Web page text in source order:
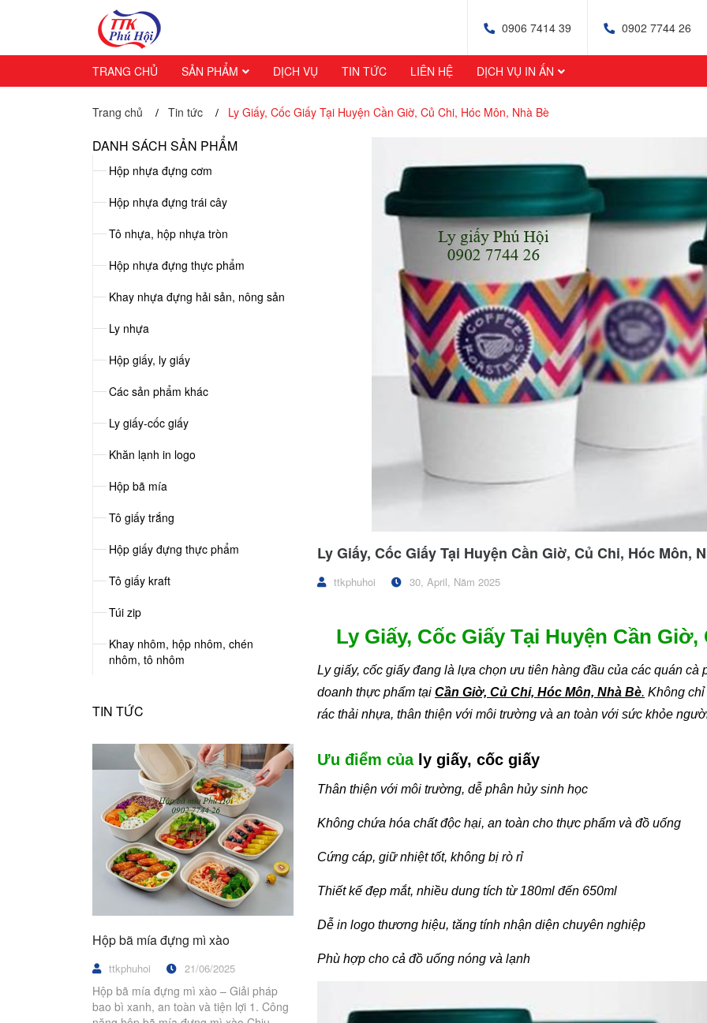
0902 7744 26
0906 7414 39
TRANG CHỦ SẢN PHẨM DỊCH VỤ TIN TỨC LIÊN HỆ DỊCH VỤ IN ẤN
Trang chủ / Tin tức / Ly Giấy, Cốc Giấy Tại Huyện Cần Giờ, Củ Chi, Hóc Môn, Nhà Bè
DANH SÁCH SẢN PHẨM
Hộp nhựa đựng cơm
Hộp nhựa đựng trái cây
Tô nhựa, hộp nhựa tròn
Hộp nhựa đựng thực phẩm
Khay nhựa đựng hải sản, nông sản
Ly nhựa
Hộp giấy, ly giấy
Các sản phẩm khác
Ly giấy-cốc giấy
Khăn lạnh in logo
Hộp bã mía
Tô giấy trắng
Hộp giấy đựng thực phẩm
Tô giấy kraft
Túi zip
Khay nhôm, hộp nhôm, chén
nhôm, tô nhôm
TIN TỨC
Hộp bã mía đựng mì xào
ttkphuhoi 21/06/2025
Hộp bã mía đựng mì xào – Giải pháp
bao bì xanh, an toàn và tiện lợi 1. Công
Ly Giấy, Cốc Giấy Tại Huyện Cần Giờ, Củ Chi, Hóc Môn,
ttkphuhoi 30, April, Năm 2025
Ly Giấy, Cốc Giấy Tại Huyện Cần
Ly giấy, cốc giấy đang là lựa chọn ưu tiên hàng đầu của các quán cà
doanh thực phẩm tại Cần Giờ, Củ Chi, Hóc Môn, Nhà Bè. Không
rác thải nhựa, thân thiện với môi trường và an toàn với sức khỏe
Ưu điểm của ly giấy, cốc giấy
Thân thiện với môi trường, dễ phân hủy sinh học
Không chứa hóa chất độc hại, an toàn cho thực phẩm và đồ uống
Cứng cáp, giữ nhiệt tốt, không bị rò rỉ
Thiết kế đẹp mắt, nhiều dung tích từ 180ml đến 650ml
Dễ in logo thương hiệu, tăng tính nhận diện chuyên nghiệp
Phù hợp cho cả đồ uống nóng và lạnh